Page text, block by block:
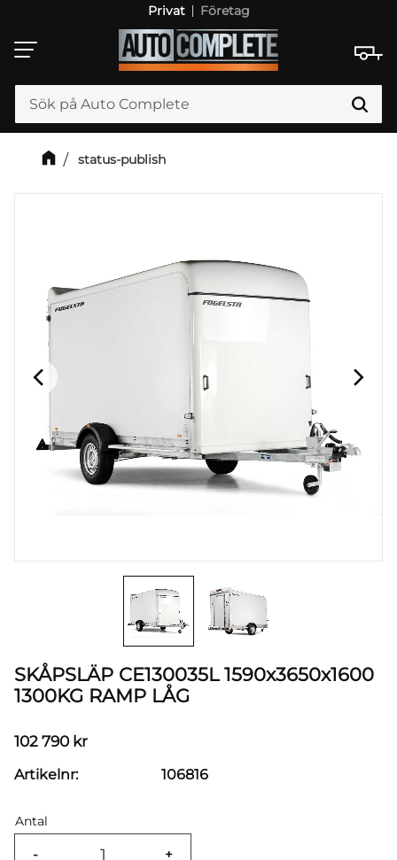
Meny
Privat Företag
status-publish
SKÅPSLÄP CE130035L 1590x3650x1600
1300KG RAMP LÅG
102 790 kr
Antal
+
-
Artikelnr 106816